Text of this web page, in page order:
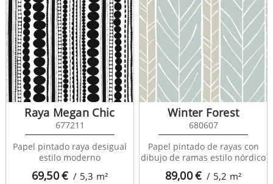
69,50€ / 5,3 m²
Raya Megan Chic
677211
Papel pintado raya desigual
estilo moderno
89,00€ / 5,2 m²
Winter Forest
680607
Papel pintado de rayas con
dibujo de ramas estilo nórdico